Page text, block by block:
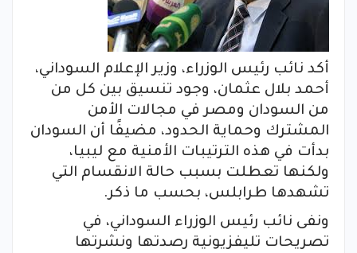
أكد نائب رئيس الوزراء، وزير الإعلام السوداني،
أحمد بلال عثمان، وجود تنسيق بين كل من
من السودان ومصر في مجالات الأمن
المشترك وحماية الحدود، مضيفًا أن السودان
بدأت في هذه الترتيبات الأمنية مع ليبيا،
ولكنها تعطلت بسبب حالة الانقسام التي
تشهدها طرابلس، بحسب ما ذكر.
ونفى نائب رئيس الوزراء السوداني، في
تصريحات تليفزيونية رصدتها ونشرتها